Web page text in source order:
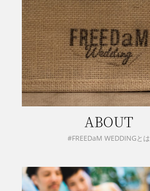
ABOUT
#FREEDaM WEDDINGとは